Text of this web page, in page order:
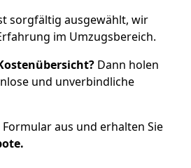
sorgfältig ausgewählt, wir
im Umzugsbereich.
Dann holen
und unverbindliche
Formular aus und erhalten Sie